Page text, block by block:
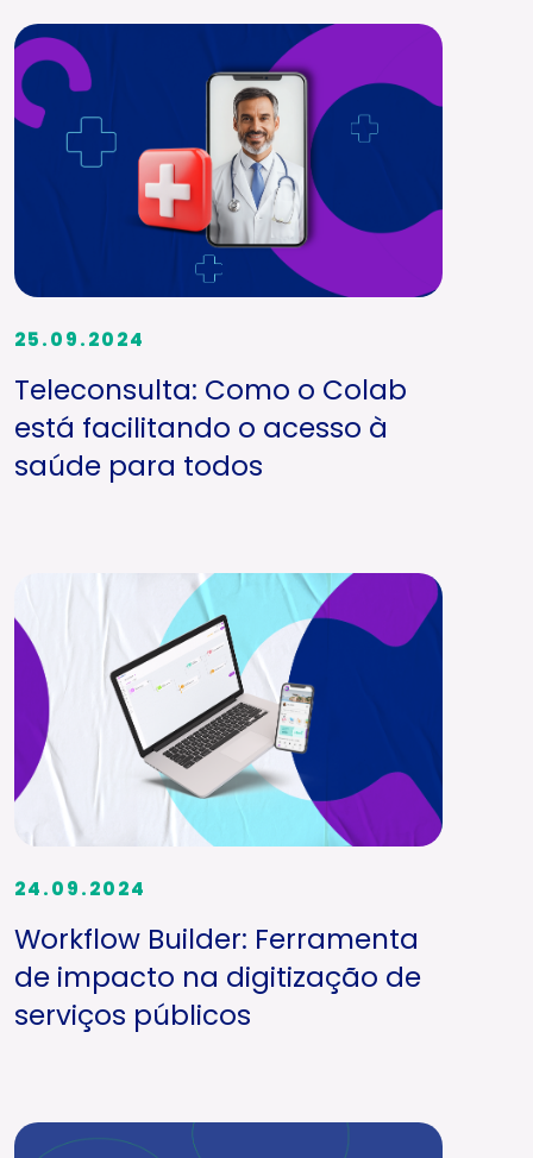
25.09.2024
Teleconsulta: Como o Colab
está facilitando o acesso à
saúde para todos
24.09.2024
Workflow Builder: Ferramenta
de impacto na digitização de
serviços públicos